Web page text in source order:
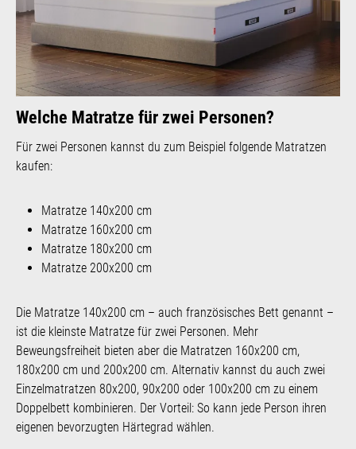
Welche Matratze für zwei Personen?
Für zwei Personen kannst du zum Beispiel folgende Matratzen
kaufen:
Matratze 140x200 cm
Matratze 160x200 cm
Matratze 180x200 cm
Matratze 200x200 cm
Die Matratze 140x200 cm – auch französisches Bett genannt –
ist die kleinste Matratze für zwei Personen. Mehr
Beweungsfreiheit bieten aber die Matratzen 160x200 cm,
180x200 cm und 200x200 cm. Alternativ kannst du auch zwei
Einzelmatratzen 80x200, 90x200 oder 100x200 cm zu einem
Doppelbett kombinieren. Der Vorteil: So kann jede Person ihren
eigenen bevorzugten Härtegrad wählen.